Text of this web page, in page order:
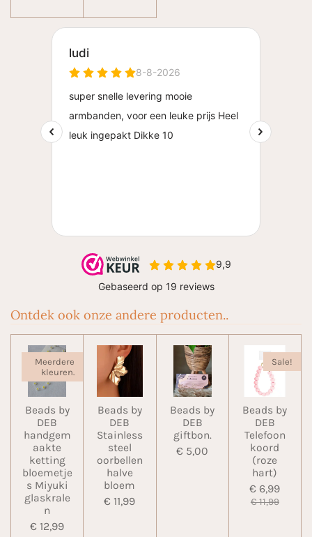
Ontdek ook onze andere producten..
Meerdere
kleuren.
Beads by
DEB
handgem
aakte
ketting
bloemetje
s Miyuki
glaskrale
n
€ 12,99
Beads by
DEB
Stainless
steel
oorbellen
halve
bloem
€ 11,99
Beads by
DEB
giftbon.
€ 5,00
Sale!
Beads by
DEB
Telefoon
koord
(roze
hart)
€ 6,99
€ 11,99